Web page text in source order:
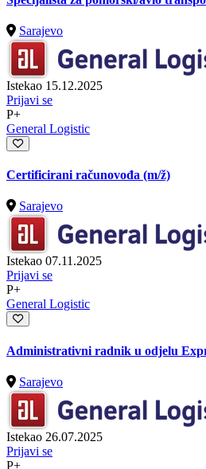
Sarajevo
Istekao 15.12.2025
Prijavi se
P+
General Logistic
Certificirani računovođa (m/ž)
Sarajevo
Istekao 07.11.2025
Prijavi se
P+
General Logistic
Administrativni radnik u odjelu
Sarajevo
Istekao 26.07.2025
Prijavi se
P+